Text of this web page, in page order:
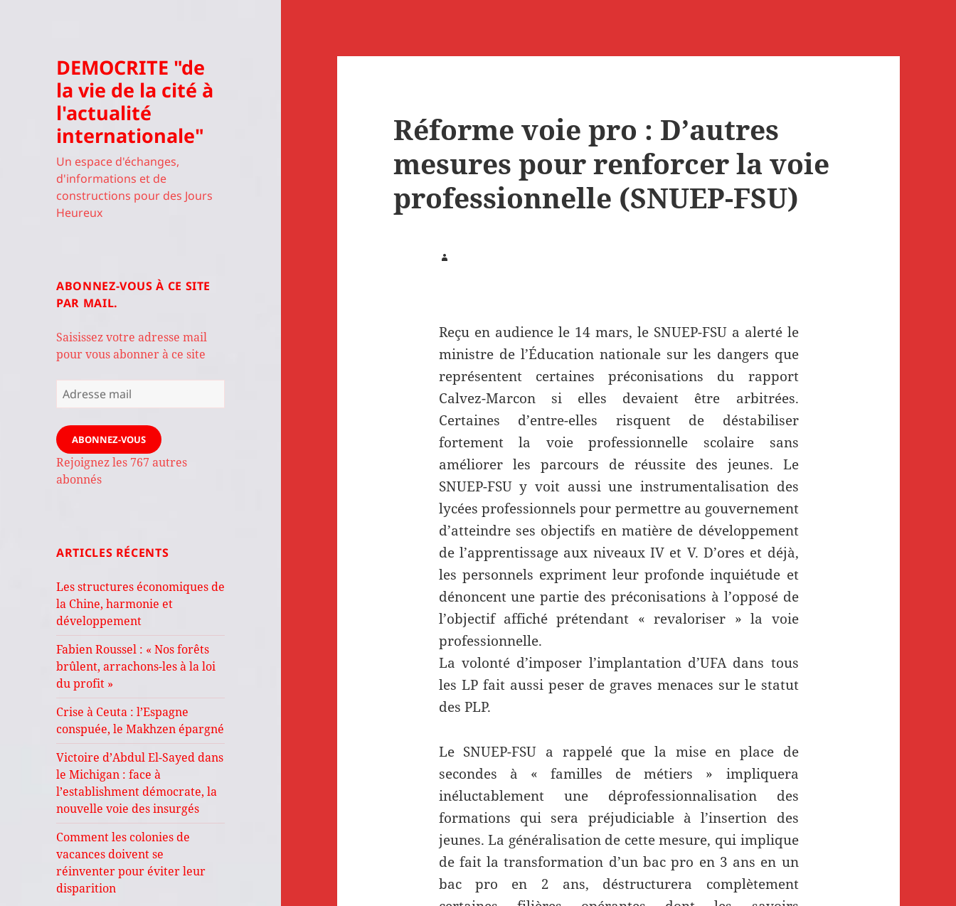
DEMOCRITE "de
la vie de la cité à
l'actualité
internationale"
Un espace d'échanges,
d'informations et de
constructions pour des Jours
Heureux
ABONNEZ-VOUS À CE SITE
PAR MAIL.
Saisissez votre adresse mail
pour vous abonner à ce site
Adresse
mail
ABONNEZ-VOUS
Rejoignez les 767 autres
abonnés
ARTICLES RÉCENTS
Les structures économiques de
la Chine, harmonie et
développement
Fabien Roussel : « Nos forêts
brûlent, arrachons-les à la loi
du profit »
Crise à Ceuta : l’Espagne
conspuée, le Makhzen épargné
Victoire d’Abdul El-Sayed dans
le Michigan : face à
l’establishment démocrate, la
nouvelle voie des insurgés
Comment les colonies de
vacances doivent se
réinventer pour éviter leur
disparition
Réforme voie pro : D’autres
mesures pour renforcer la voie
professionnelle (SNUEP-FSU)
Reçu en audience le 14 mars, le SNUEP-FSU a alerté le
ministre de l’Éducation nationale sur les dangers que
représentent certaines préconisations du rapport
Calvez-Marcon si elles devaient être arbitrées.
Certaines d’entre-elles risquent de déstabiliser
fortement la voie professionnelle scolaire sans
améliorer les parcours de réussite des jeunes. Le
SNUEP-FSU y voit aussi une instrumentalisation des
lycées professionnels pour permettre au gouvernement
d’atteindre ses objectifs en matière de développement
de l’apprentissage aux niveaux IV et V. D’ores et déjà,
les personnels expriment leur profonde inquiétude et
dénoncent une partie des préconisations à l’opposé de
l’objectif affiché prétendant « revaloriser » la voie
professionnelle.
La volonté d’imposer l’implantation d’UFA dans tous
les LP fait aussi peser de graves menaces sur le statut
des PLP.
Le SNUEP-FSU a rappelé que la mise en place de
secondes à « familles de métiers » impliquera
inéluctablement une déprofessionnalisation des
formations qui sera préjudiciable à l’insertion des
jeunes. La généralisation de cette mesure, qui implique
de fait la transformation d’un bac pro en 3 ans en un
bac pro en 2 ans, déstructurera complètement